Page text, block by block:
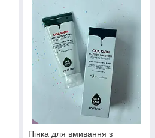
Пінка для вмивання з